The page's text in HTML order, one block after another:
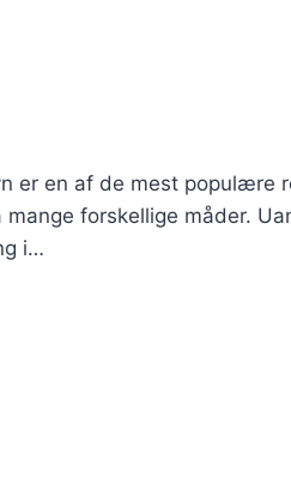
er en af de mest populære
forskellige måder.
i…